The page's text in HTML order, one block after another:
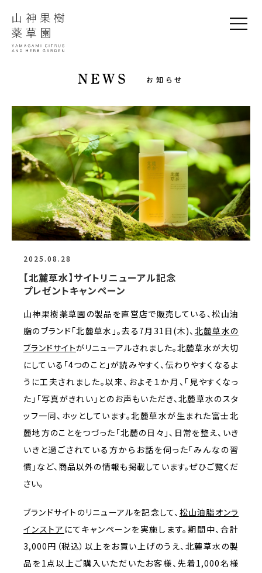
NEWS お知らせ
2025.08.28
【北麓草水】サイトリニューアル記念
プレゼントキャンペーン
山神果樹薬草園の製品を直営店で販売している、松山油
脂のブランド「北麓草水」。去る7月31日(木)、 北麓草水の
ブランドサイトがリニューアルされました。北麓草水が大切
にしている「4つのこと」が読みやすく、伝わりやすくなるよ
うに工夫されました。以来、およそ１か月、「見やすくなっ
た」「写真がきれい」とのお声もいただき、北麓草水のスタ
ッフ一同、ホッとしています。北麓草水が生まれた富士北
麓地方のことをつづった「北麓の日々」、日常を整え、いき
いきと過ごされている方からお話を伺った「みんなの習
慣」など、商品以外の情報も掲載しています。ぜひご覧くだ
さい。
ブランドサイトのリニューアルを記念して、 松山油脂オンラ
インストア にてキャンペーンを実施します。期間中、合計
3,000円（税込）以上をお買い上げのうえ、北麓草水の製
品を1点以上ご購入いただいたお客様、先着1,000名様